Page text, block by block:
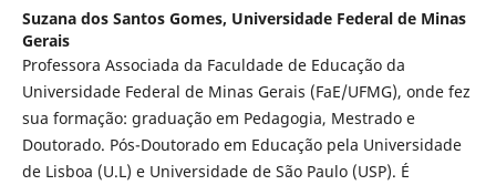
Suzana dos Santos Gomes, Universidade Federal de Minas
Gerais
Professora Associada da Faculdade de Educação da
Universidade Federal de Minas Gerais (FaE/UFMG), onde fez
sua formação: graduação em Pedagogia, Mestrado e
Doutorado. Pós-Doutorado em Educação pela Universidade
de Lisboa (U.L) e Universidade de São Paulo (USP). É